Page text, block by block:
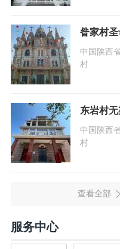
昝家村
中国陕西
村
东岩村
中国陕西
村
服务中心